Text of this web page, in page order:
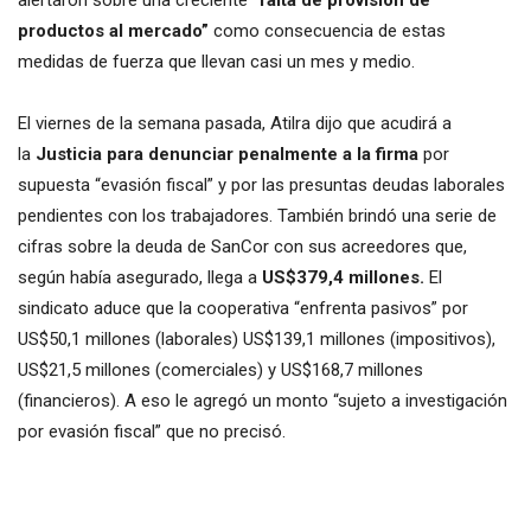
productos al mercado” como consecuencia de estas
medidas de fuerza que llevan casi un mes y medio.
El viernes de la semana pasada, Atilra dijo que acudirá a
la Justicia para denunciar penalmente a la firma por
supuesta “evasión fiscal” y por las presuntas deudas laborales
pendientes con los trabajadores. También brindó una serie de
cifras sobre la deuda de SanCor con sus acreedores que,
según había asegurado, llega a US$379,4 millones. El
sindicato aduce que la cooperativa “enfrenta pasivos” por
US$50,1 millones (laborales) US$139,1 millones (impositivos),
US$21,5 millones (comerciales) y US$168,7 millones
(financieros). A eso le agregó un monto “sujeto a investigación
por evasión fiscal” que no precisó.